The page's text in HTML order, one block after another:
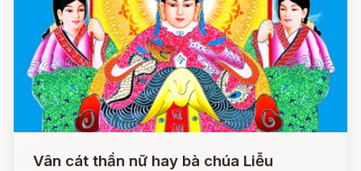
nhất.
Vân cát thần nữ hay bà chúa Liễu